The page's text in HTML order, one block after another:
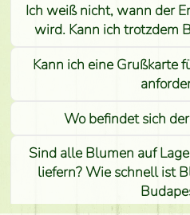
Ich weiß nicht, wann der
wird. Kann ich trotzdem
Kann ich eine Grußkarte
Wo befindet sich
Sind alle Blumen auf
liefern? Wie schnell ist